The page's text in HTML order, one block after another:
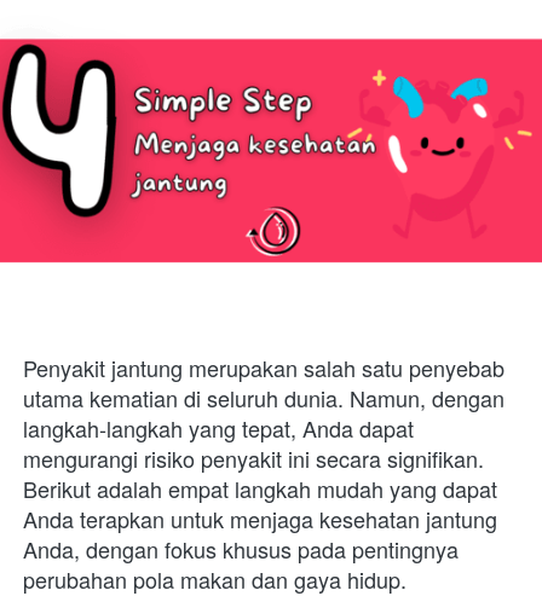
Penyakit jantung merupakan salah satu penyebab
utama kematian di seluruh dunia. Namun, dengan
langkah-langkah yang tepat, Anda dapat
mengurangi risiko penyakit ini secara signifikan.
Berikut adalah empat langkah mudah yang dapat
Anda terapkan untuk menjaga kesehatan jantung
Anda, dengan fokus khusus pada pentingnya
perubahan pola makan dan gaya hidup.